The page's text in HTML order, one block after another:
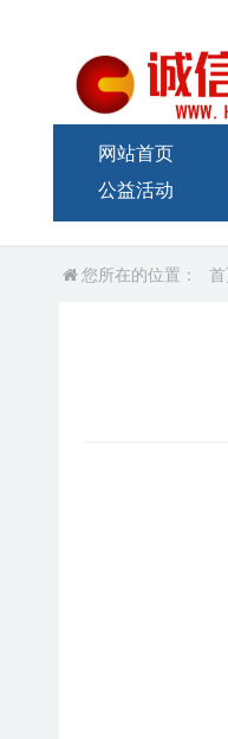
网站首页
公益活动
您所在的位置： 首